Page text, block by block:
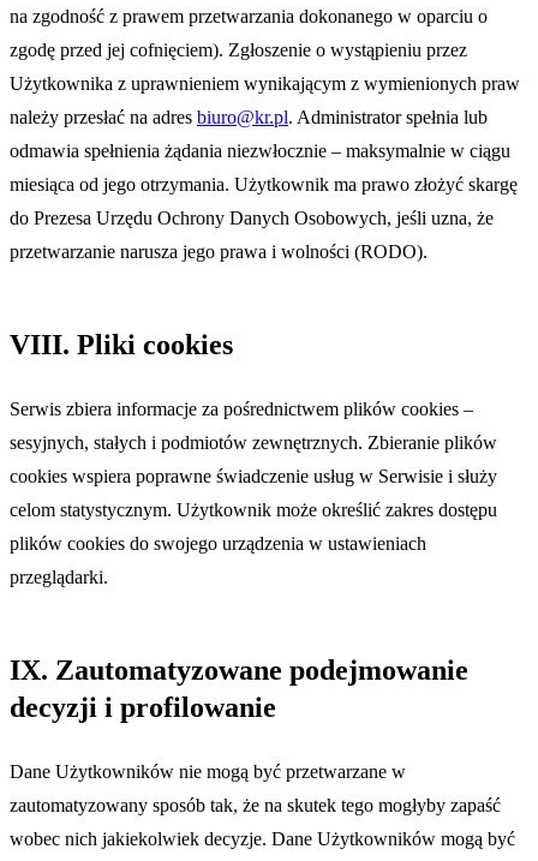
na zgodność z prawem przetwarzania dokonanego w oparciu o
zgodę przed jej cofnięciem). Zgłoszenie o wystąpieniu przez
Użytkownika z uprawnieniem wynikającym z wymienionych praw
należy przesłać na adres biuro@kr.pl. Administrator spełnia lub
odmawia spełnienia żądania niezwłocznie – maksymalnie w ciągu
miesiąca od jego otrzymania. Użytkownik ma prawo złożyć skargę
do Prezesa Urzędu Ochrony Danych Osobowych, jeśli uzna, że
przetwarzanie narusza jego prawa i wolności (RODO).
VIII. Pliki cookies
Serwis zbiera informacje za pośrednictwem plików cookies –
sesyjnych, stałych i podmiotów zewnętrznych. Zbieranie plików
cookies wspiera poprawne świadczenie usług w Serwisie i służy
celom statystycznym. Użytkownik może określić zakres dostępu
plików cookies do swojego urządzenia w ustawieniach
przeglądarki.
IX. Zautomatyzowane podejmowanie
decyzji i profilowanie
Dane Użytkowników nie mogą być przetwarzane w
zautomatyzowany sposób tak, że na skutek tego mogłyby zapaść
wobec nich jakiekolwiek decyzje. Dane Użytkowników mogą być